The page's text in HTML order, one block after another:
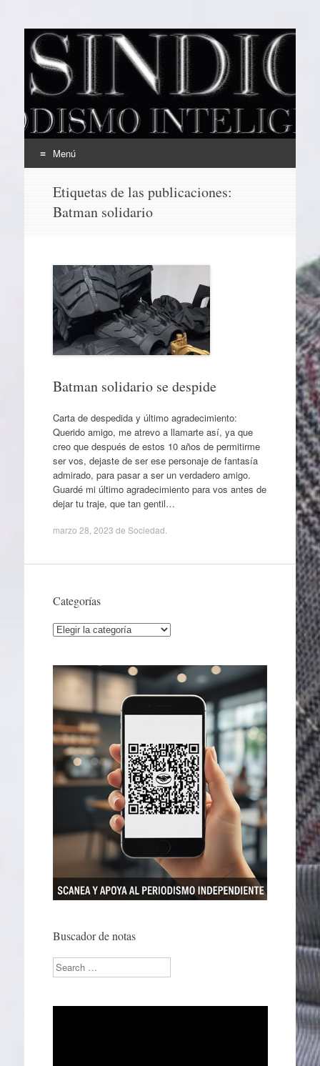
EL SINDICAL
Periodismo Inteligente
Menú
contenido
Etiquetas de las publicaciones:
Batman solidario
Batman solidario se despide
Carta de despedida y último agradecimiento:
Querido amigo, me atrevo a llamarte así, ya que
creo que después de estos 10 años de permitirme
ser vos, dejaste de ser ese personaje de fantasía
admirado, para pasar a ser un verdadero amigo.
Guardé mi último agradecimiento para vos antes de
dejar tu traje, que tan gentil…
marzo 28, 2023 de Sociedad
Categorías
Categorías
Buscador de notas
Search